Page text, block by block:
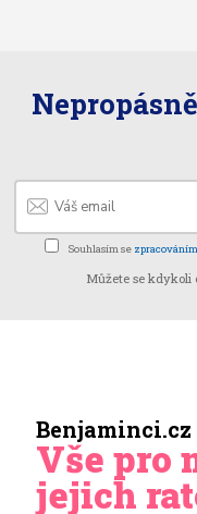
Souhlasím se
Můžete se kdykoli
Benjaminci.cz
Vše pro
jejich